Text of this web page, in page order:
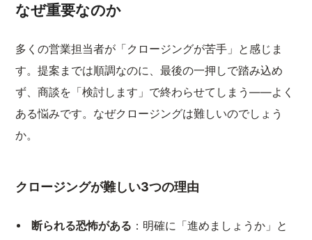
なぜ重要なのか
多くの営業担当者が「クロージングが苦手」と感じま
す。提案までは順調なのに、最後の一押しで踏み込め
ず、商談を「検討します」で終わらせてしまう——よく
ある悩みです。なぜクロージングは難しいのでしょう
か。
クロージングが難しい3つの理由
断られる恐怖がある ：明確に「進めましょうか」と